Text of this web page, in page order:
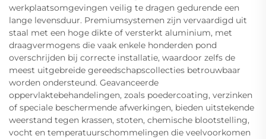
werkplaatsomgevingen veilig te dragen gedurende een
lange levensduur. Premiumsystemen zijn vervaardigd uit
staal met een hoge dikte of versterkt aluminium, met
draagvermogens die vaak enkele honderden pond
overschrijden bij correcte installatie, waardoor zelfs de
meest uitgebreide gereedschapscollecties betrouwbaar
worden ondersteund. Geavanceerde
oppervlaktebehandelingen, zoals poedercoating, verzinken
of speciale beschermende afwerkingen, bieden uitstekende
weerstand tegen krassen, stoten, chemische blootstelling,
vocht en temperatuurschommelingen die veelvoorkomen